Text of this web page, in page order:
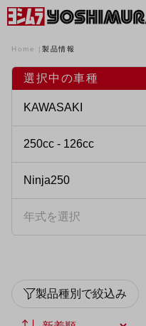
Home 製品情報
選択中の車種
製品種別で絞込み